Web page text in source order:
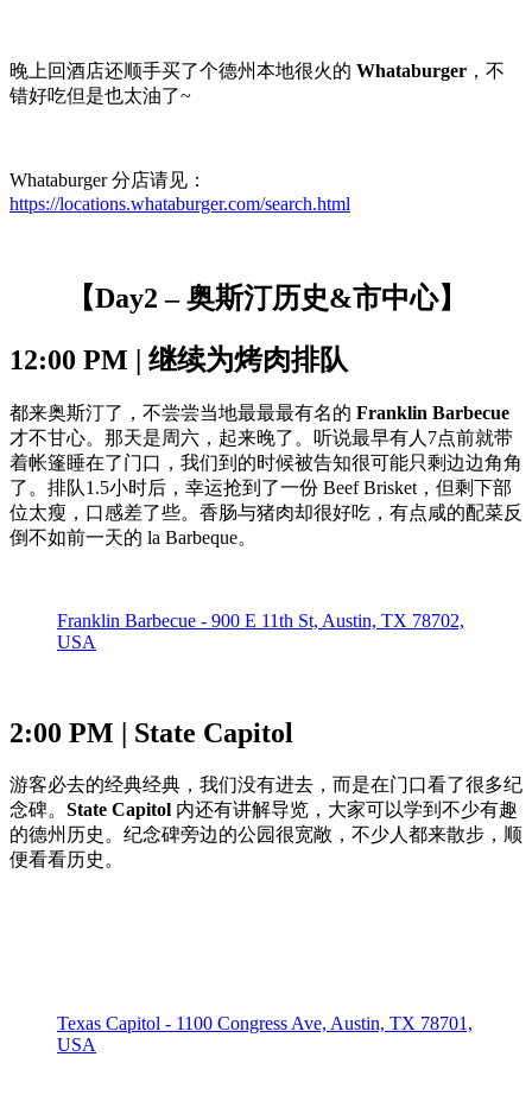
晚上回酒店还顺手买了个德州本地很火的 Whataburger ，不
错好吃但是也太油了~
Whataburger 分店请见：
https://locations.whataburger.com/search.html
【Day2 – 奥斯汀历史&市中心】
12:00 PM | 继续为烤肉排队
都来奥斯汀了，不尝尝当地最最最有名的 Franklin Barbecue
才不甘心。那天是周六，起来晚了。听说最早有人7点前就带
着帐篷睡在了门口，我们到的时候被告知很可能只剩边边角角
了。排队1.5小时后，幸运抢到了一份 Beef Brisket，但剩下部
位太瘦，口感差了些。香肠与猪肉却很好吃，有点咸的配菜反
倒不如前一天的 la Barbeque。
Franklin Barbecue - 900 E 11th St, Austin, TX 78702,
USA
2:00 PM | State Capitol
游客必去的经典经典，我们没有进去，而是在门口看了很多纪
念碑。 State Capitol 内还有讲解导览，大家可以学到不少有趣
的德州历史。纪念碑旁边的公园很宽敞，不少人都来散步，顺
便看看历史。
Texas Capitol - 1100 Congress Ave, Austin, TX 78701,
USA